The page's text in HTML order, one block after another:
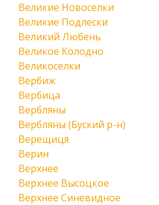
Великие Новоселки
Великие Подлески
Великий Любень
Великое Колодно
Великоселки
Вербиж
Вербица
Вербляны
Вербляны (Буский р-н)
Верещиця
Верин
Верхнее
Верхнее Высоцкое
Верхнее Синевидное